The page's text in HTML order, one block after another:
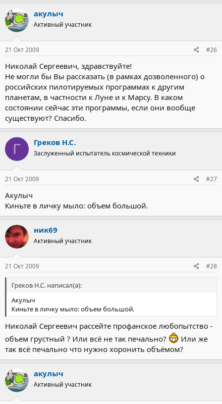
акулыч
Активный участник
21 Окт 2009 #26
Николай Сергеевич, здравствуйте!
Не могли бы Вы рассказать (в рамках дозволенного) о
российских пилотируемых программах к другим
планетам, в частности к Луне и к Марсу. В каком
состоянии сейчас эти программы, если они вообще
существуют? Спасибо.
Г Греков Н.С.
Заслуженный испытатель космической техники
21 Окт 2009 #27
Акулыч
Киньте в личку мыло: объем большой.
ник69
Активный участник
21 Окт 2009 #28
Греков Н.С. написал(а):
Акулыч
Киньте в личку мыло: объем большой.
Николай Сергеевич рассейте профанское любопытство -
объем грустный ? Или всё не так печально?
Или же
так всё печально что нужно хоронить объёмом?
акулыч
Активный участник